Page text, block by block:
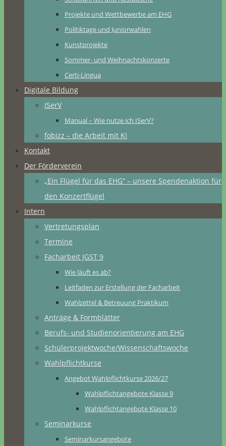
Projekte und Wettbewerbe am EHG
Politiktage und Juniorwahlen
Kunstprojekte
Sommer- und Weihnachtskonzerte
Certi-Lingua
Digitale Bildung
ISerV
Manual – Wie nutze ich ISerV?
fobizz – die Arbeit mit KI
Kontakt
Der Förderverein
„Ein Flügel für das EHG“ – unsere Spendenaktion für
den Konzertflügel
Intern
Vertretungsplan
Termine
Facharbeit JGST 9
Wie läuft es ab?
Leitfaden zur Erstellung der Facharbeit
Wahlzettel & Betreuung Praktikum
Anträge & Formblätter
Berufs- und Studienorientierung am EHG
Schülerprojektwoche/Wissenschaftswoche
Wahlpflichtkurse
Angebot Wahlpflichtkurse 2026/27
Wahlpflichtangebote Klasse 9
Wahlpflichtangebote Klasse 10
Seminarkurse
Seminarkursangebote